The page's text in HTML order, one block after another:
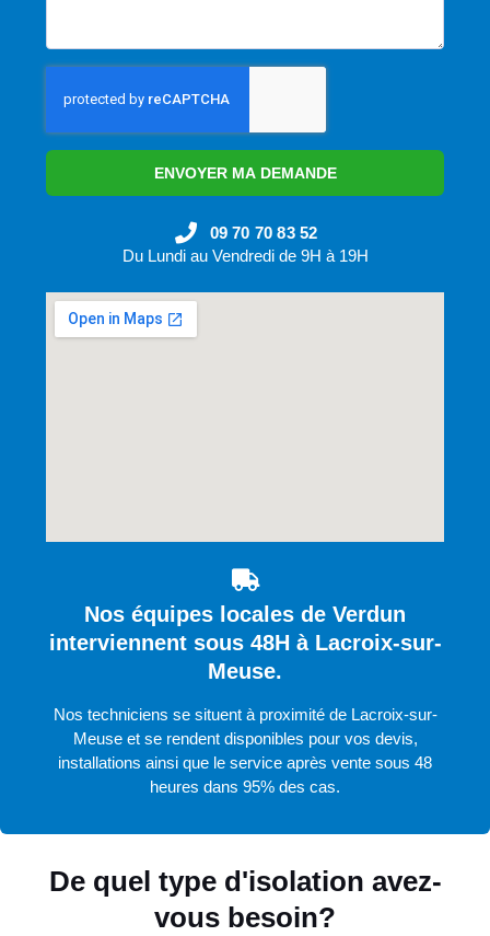
De quel type d'isolation avez-
vous besoin?
ENVOYER MA DEMANDE
09 70 70 83 52
Du Lundi au Vendredi de 9H à 19H
Nos équipes locales de Verdun
interviennent sous 48H à Lacroix-sur-
Meuse.
Nos techniciens se situent à proximité de Lacroix-sur-
Meuse et se rendent disponibles pour vos devis,
installations ainsi que le service après vente sous 48
heures dans 95% des cas.